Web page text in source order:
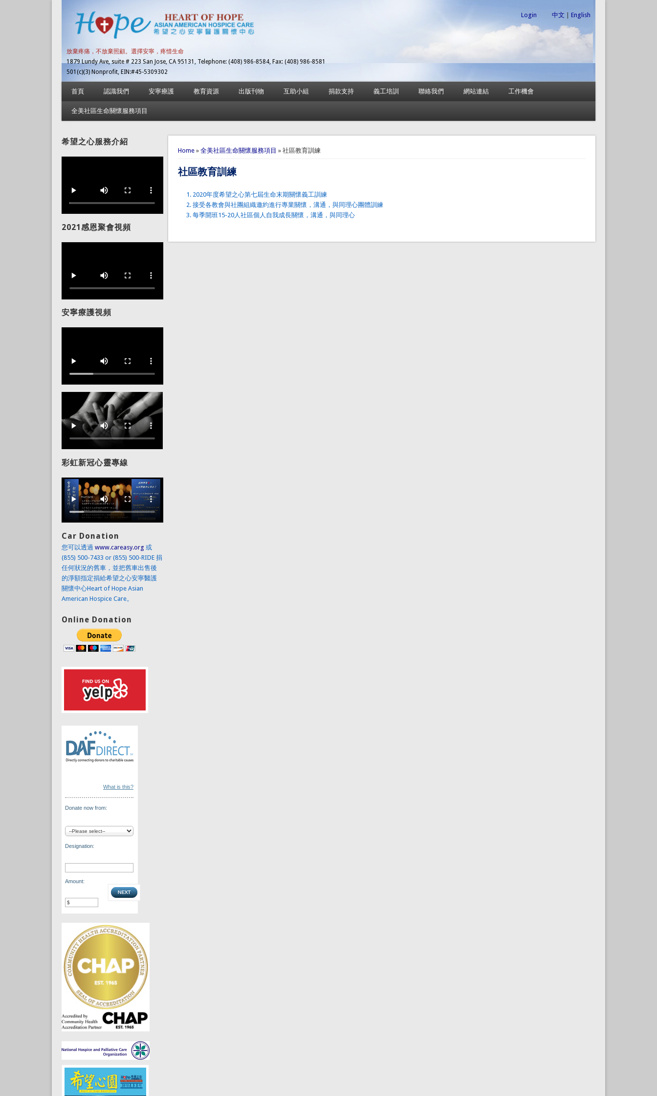
放棄疼痛，不放棄照顧。選擇安寧，疼惜生命
1879 Lundy Ave, suite # 223 San Jose, CA 95131, Telephone: (408) 986-8584, Fax: (408) 986-8581
501(c)(3) Nonprofit, EIN:#45-5309302
中文 English
Login
首頁 認識我們 安寧療護 教育資源 出版刊物 互助小組 捐款支持 義工培訓 聯絡我們 網站連結 工作機會
全美社區生命關懷服務項目
You are here
Home »全美社區生命關懷服務項目 » 社區教育訓練
社區教育訓練
2020年度希望之心第七屆生命末期關懷義工訓練
接受各教會與社團組織邀約進行專業關懷，溝通，與同理心團體訓練
每季開班15-20人社區個人自我成長關懷，溝通，與同理心
希望之心服務介紹
2021感恩聚會視頻
安寧療護視頻
彩虹新冠心靈專線
Car Donation
您可以透過 www.careasy.org 或
(855) 500-7433 or (855) 500-RIDE 捐
任何狀況的舊車，並把舊車出售後
的淨額指定捐給希望之心安寧醫護
關懷中心Heart of Hope Asian
American Hospice Care。
Online Donation
What is this?
Donate now from:
Designation:
Amount: